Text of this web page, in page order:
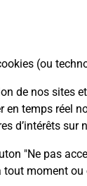
(ou
de nos sites
en temps réel
d’intérêts sur
"Ne pas
moment